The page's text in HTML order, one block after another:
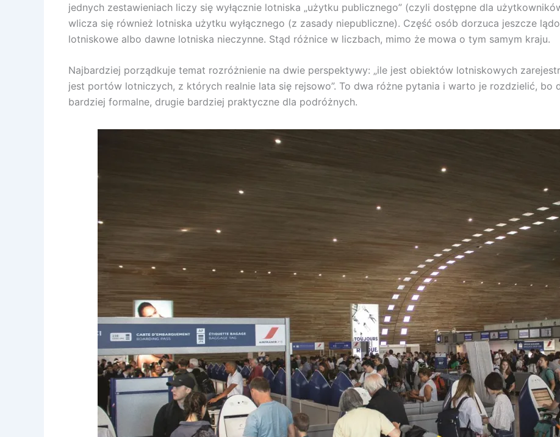
jednych zestawieniach liczy się wyłącznie lotniska „użytku publicznego” (czyli dostępne dla
wlicza się również lotniska użytku wyłącznego (z zasady niepubliczne). Część osób dorzuca jeszcze
lotniskowe albo dawne lotniska nieczynne. Stąd różnice w liczbach, mimo że mowa o tym samym kraju.
Najbardziej porządkuje temat rozróżnienie na dwie perspektywy: „ile jest obiektów lotniskowych
jest portów lotniczych, z których realnie lata się rejsowo”. To dwa różne pytania i warto je rozdzielić, bo
bardziej formalne, drugie bardziej praktyczne dla podróżnych.